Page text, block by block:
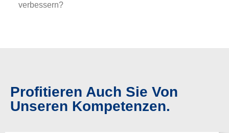
verbessern?
Profitieren Auch Sie Von
Unseren Kompetenzen.